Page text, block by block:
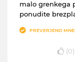
malo grenkega
ponudite
PREVERJENO
(0)